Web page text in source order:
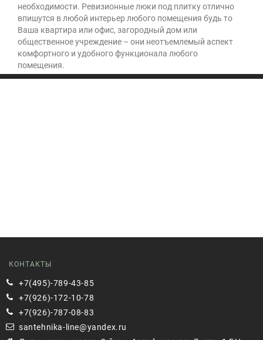
необходимости. Ревизионные люки под плитку отлично
впишутся в любой интерьер любого помещения будь то
Ваша квартира или офис, загородный дом или
общественное учреждение – они неотъемлемый аспект
комфортного и удобного функционала любого
помещения.
КОНТАКТЫ
+7(495)-789-43-85
+7(926)-172-10-78
+7(926)-787-08-83
santehnika-line@yandex.ru